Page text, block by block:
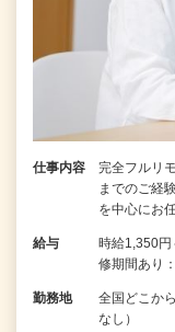
仕事内容
完全フルリ
までのご経
を中⼼にお
給与
時給1,350
修期間あり
勤務地
全国どこか
なし）